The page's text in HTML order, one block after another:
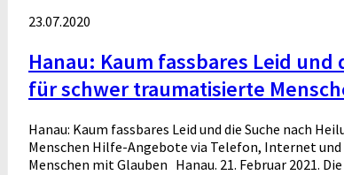
23.07.2020
Hanau: Kaum fassbares Leid und
für schwer traumatisierte
Hanau: Kaum fassbares Leid und die Suche nach
Menschen Hilfe-Angebote via Telefon, Internet
Menschen mit Glauben Hanau. 21. Februar 2021.